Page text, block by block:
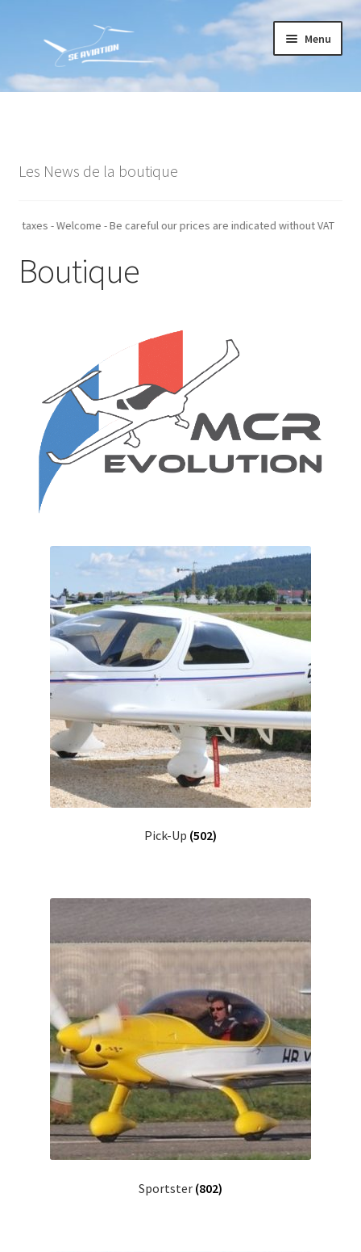
la
navigation
contenu
Menu
Accueil
Conditions générales de vente
Mon compte
Paiement
Recommandations techniques
Les News de la boutique
hors taxes - Welcome - Be careful our prices are indicated without
Boutique
Pick-Up (502)
Sportster (802)